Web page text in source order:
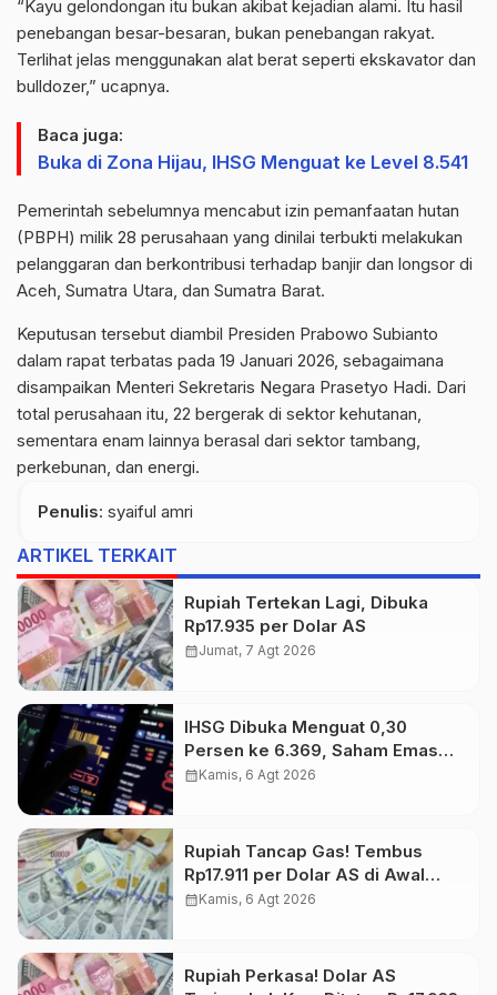
“Kayu gelondongan itu bukan akibat kejadian alami. Itu hasil
penebangan besar-besaran, bukan penebangan rakyat.
Terlihat jelas menggunakan alat berat seperti ekskavator dan
bulldozer,” ucapnya.
Baca juga:
Buka di Zona Hijau, IHSG Menguat ke Level 8.541
Pemerintah sebelumnya mencabut izin pemanfaatan hutan
(PBPH) milik 28 perusahaan yang dinilai terbukti melakukan
pelanggaran dan berkontribusi terhadap banjir dan longsor di
Aceh, Sumatra Utara, dan Sumatra Barat.
Keputusan tersebut diambil Presiden Prabowo Subianto
dalam rapat terbatas pada 19 Januari 2026, sebagaimana
disampaikan Menteri Sekretaris Negara Prasetyo Hadi. Dari
total perusahaan itu, 22 bergerak di sektor kehutanan,
sementara enam lainnya berasal dari sektor tambang,
perkebunan, dan energi.
Penulis: syaiful amri
ARTIKEL TERKAIT
Rupiah Tertekan Lagi, Dibuka
Rp17.935 per Dolar AS
calendar_monthJumat, 7 Agt 2026
IHSG Dibuka Menguat 0,30
Persen ke 6.369, Saham Emas
dan Tambang Jadi Penggerak
calendar_monthKamis, 6 Agt 2026
Rupiah Tancap Gas! Tembus
Rp17.911 per Dolar AS di Awal
Perdagangan
calendar_monthKamis, 6 Agt 2026
Rupiah Perkasa! Dolar AS